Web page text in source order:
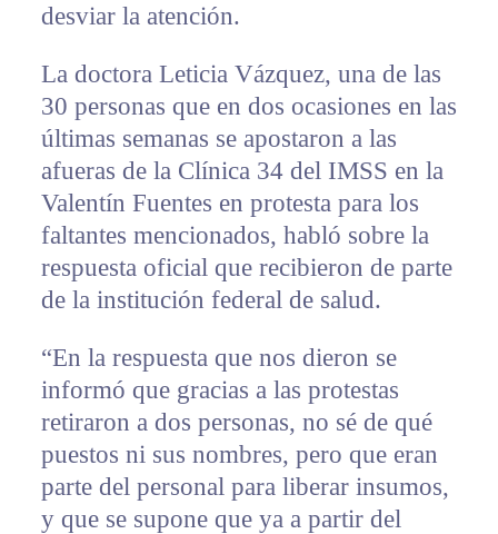
desviar la atención.
La doctora Leticia Vázquez, una de las
30 personas que en dos ocasiones en las
últimas semanas se apostaron a las
afueras de la Clínica 34 del IMSS en la
Valentín Fuentes en protesta para los
faltantes mencionados, habló sobre la
respuesta oficial que recibieron de parte
de la institución federal de salud.
“En la respuesta que nos dieron se
informó que gracias a las protestas
retiraron a dos personas, no sé de qué
puestos ni sus nombres, pero que eran
parte del personal para liberar insumos,
y que se supone que ya a partir del